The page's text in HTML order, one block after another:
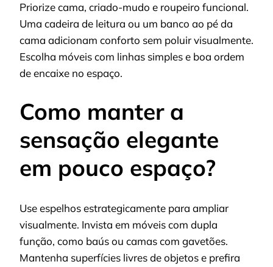
Priorize cama, criado-mudo e roupeiro funcional.
Uma cadeira de leitura ou um banco ao pé da
cama adicionam conforto sem poluir visualmente.
Escolha móveis com linhas simples e boa ordem
de encaixe no espaço.
Como manter a
sensação elegante
em pouco espaço?
Use espelhos estrategicamente para ampliar
visualmente. Invista em móveis com dupla
função, como baús ou camas com gavetões.
Mantenha superfícies livres de objetos e prefira